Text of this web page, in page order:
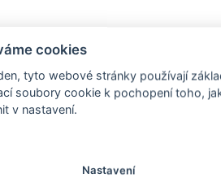
a technologická řešení v oblastech
energie, kde má Nizozemsko s 19%
kybernetická bezpečnost, kde je
bezpečnostní klastr v Evropě,
jedu v Haagu tramvají nebo
české výrobce kolejové techniky v
ProRail plánuje kvůli očekávané
za 20 miliard eur. Za zmínku stojí i
a mechanizovanou zemědělskou i
cookies
tyto webové stránky používají
soubory cookie k pochopení toho,
v nastavení.
Nastavení